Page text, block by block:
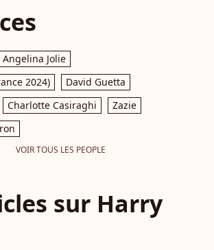
Angelina Jolie
2024)
David Guetta
Charlotte Casiraghi
Zazie
VOIR TOUS LES PEOPLE
sur Harry